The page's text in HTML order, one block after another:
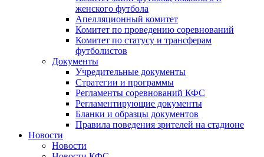
женского футбола
Апелляционный комитет
Комитет по проведению соревнований
Комитет по статусу и трансферам
футболистов
Документы
Учредительные документы
Стратегии и программы
Регламенты соревнований КФС
Регламентирующие документы
Бланки и образцы документов
Правила поведения зрителей на стадионе
Новости
Новости